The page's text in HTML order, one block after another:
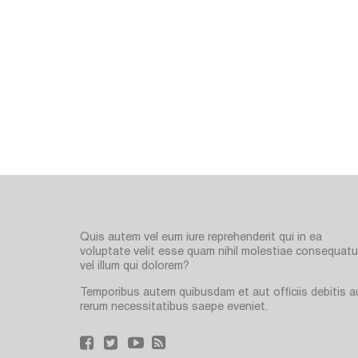
Quis autem vel eum iure reprehenderit qui in ea
voluptate velit esse quam nihil molestiae
vel illum qui dolorem?
Temporibus autem quibusdam et aut officiis debitis
rerum necessitatibus saepe eveniet.